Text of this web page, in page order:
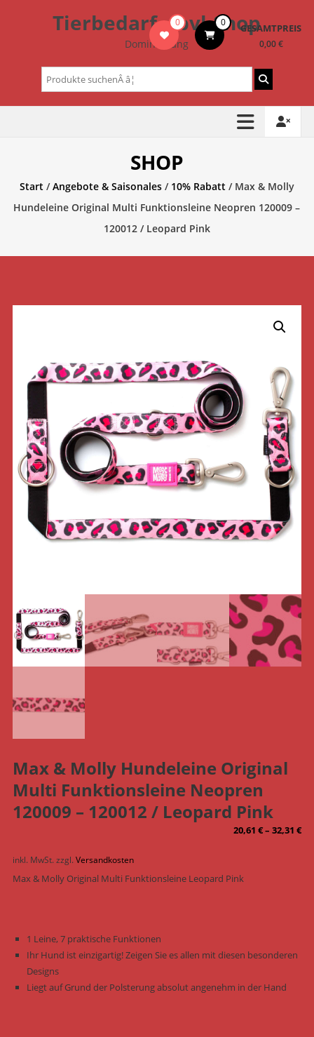
Tierbedarf – bvl-Shop
Dominik Lang
0 0 GESAMTPREIS
0,00 €
Suchen
nach:
SHOP
Start/Angebote & Saisonales/ 10% Rabatt/ Max & Molly
Hundeleine Original Multi Funktionsleine Neopren 120009 –
120012 / Leopard Pink
Max & Molly Hundeleine Original
Multi Funktionsleine Neopren
120009 – 120012 / Leopard Pink
20,61€–32,31€
inkl. MwSt.zzgl.Versandkosten
Max & Molly Original Multi Funktionsleine Leopard Pink
1 Leine, 7 praktische Funktionen
Ihr Hund ist einzigartig! Zeigen Sie es allen mit diesen besonderen
Designs
Liegt auf Grund der Polsterung absolut angenehm in der Hand